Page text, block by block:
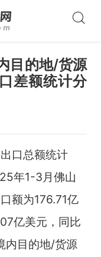
目的地/货源
差额统计分
口总额统计
年1-3月佛山
额为176.71亿
亿美元，同比
内目的地/货源